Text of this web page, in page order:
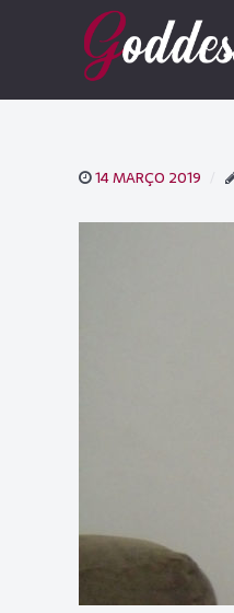
14 MARÇO 2019